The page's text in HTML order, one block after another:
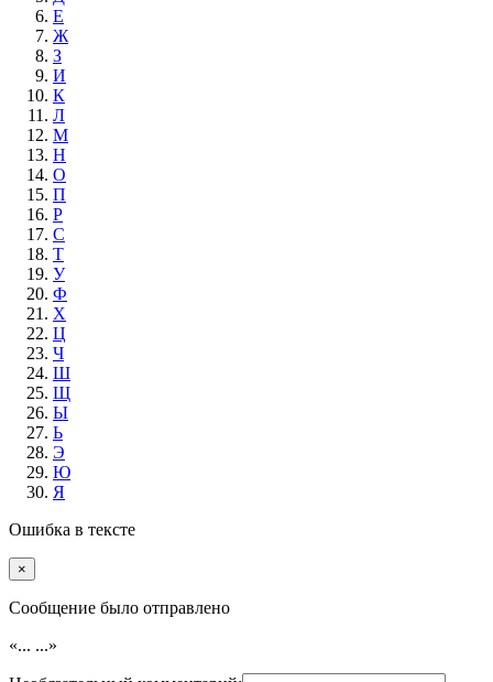
Е
Ж
З
И
К
Л
М
Н
О
П
Р
С
Т
У
Ф
Х
Ц
Ч
Ш
Щ
Ы
Ь
Э
Ю
Я
Ошибка в тексте
×
Cообщение было отправлено
«... ...»